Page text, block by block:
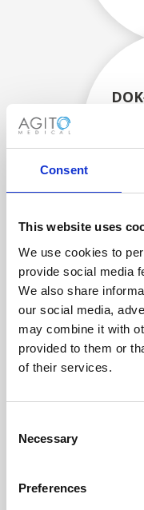
Consent
This website uses
We use cookies to
provide social media
We also share
our social media,
may combine it with
provided to them or
of their services.
Selection
Necessary
Preferences
Z